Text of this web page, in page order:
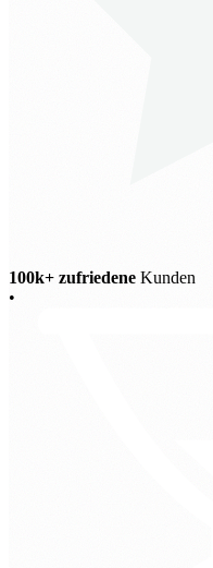
100k+ zufriedene Kunden
•